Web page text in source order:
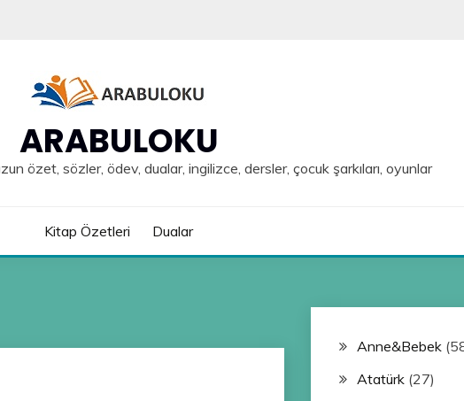
ARABULOKU
özet, sözler, ödev, dualar, ingilizce, dersler, çocuk şarkıları, oyunlar
Kitap Özetleri Dualar
Anne&Bebek
Atatürk(27)